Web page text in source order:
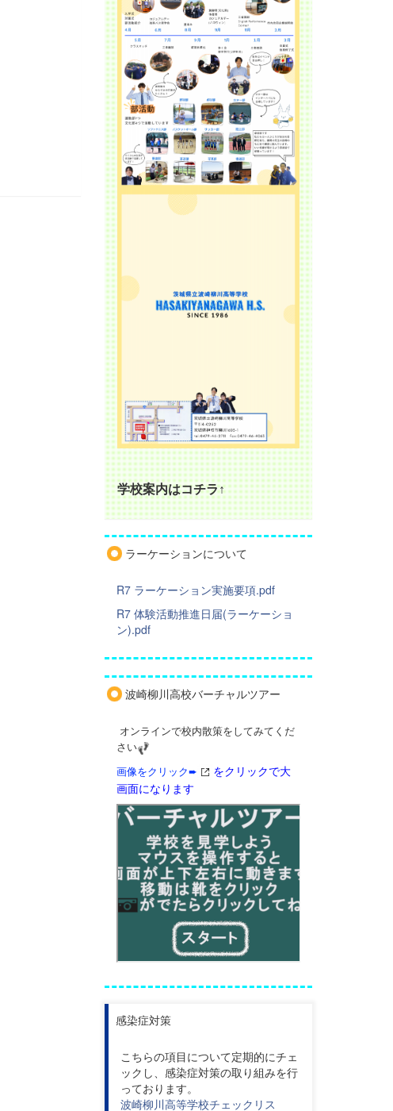
学校案内はコチラ↑
ラーケーションについて
R7 ラーケーション実施要項.pdf
R7 体験活動推進日届(ラーケーショ
ン).pdf
波崎柳川高校バーチャルツアー
オンラインで校内散策をしてみてくだ
さい
画像をクリック➨
をクリックで大
画面になります
感染症対策
こちらの項目について定期的にチェ
ックし、感染症対策の取り組みを行
っております。
波崎柳川高等学校チェックリス